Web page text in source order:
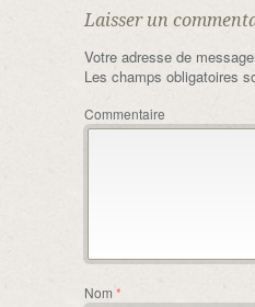
Laisser un
Votre adresse de
Les champs obligatoires
Commentaire
Nom *